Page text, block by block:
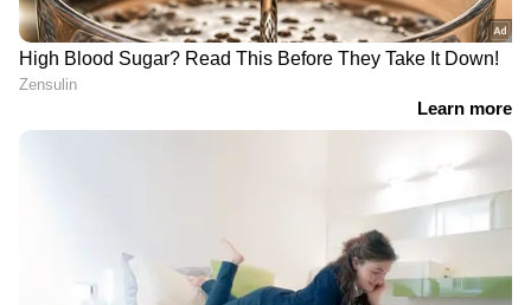
ഏഷ്യാനെറ്റ് ന്യൂസ് മലയാളത്തിലൂടെ
തുടങ്ങി
എല്ലാ കായിക ഇനങ്ങളുടെയും
അപ്‌ഡേറ്റുകൾ ഒറ്റതൊട്ടിൽ. നിങ്ങളുടെ പ്രിയ
ടീമുകളുടെ പ്രകടനങ്ങൾ, ആവേശകരമായ
നിമിഷങ്ങൾ, മത്സരം കഴിഞ്ഞുള്ള
വിശകലനങ്ങൾ എല്ലാം ഇപ്പോൾAsianet
News Malayalamമലയാളത്തിൽ തന്നെ!